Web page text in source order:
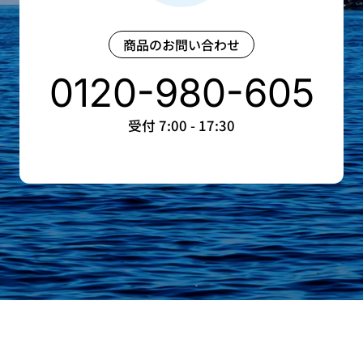
商品のお問い合わせ
0120-980-605
受付 7:00 - 17:30